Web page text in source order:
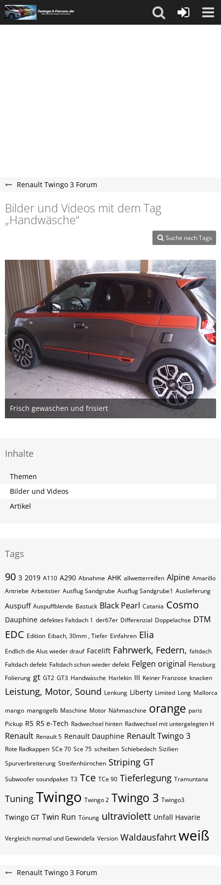
Renault Twingo 3 Forum
Bilder und Videos mit dem Tag
„Handwäsche“
Suche nach Tags
Frisch gewaschen und frisiert
11. April 2017
Inhalte
Themen
Bilder und Videos
Artikel
Tags
90 3 2019 A110 A290 Abnahme AHK allwetterreifen Alpine Amarillo
Antriebe Arbeitstier Ausflug Sandgrube Ausflug Sandgrube1 Auslieferung
Auspuff Auspuffblende Bastuck Black Pearl Catania Cosmo
Dauphine defektes Faltdach 1 der67er Differenzial Doppelachse DTM
EDC Edition Eibach, 30mm , Tiefer Einfahren Elia
Endlich die Alus wieder drauf Facelift Fahrwerk, Federn, faltdach
Faltdach defekt Faltdach schon wieder defekt Felgen original Flensburg
Folierung gt GT2 GT3 Handwäsche Harlekin III Keiner Franzose knacken
Leistung, Motor, Sound Lenkung Liberty Limited Long Mallorca
mango mangogelb Maschine Motor Nähmaschine orange paris
Pickup R5 R5 e-Tech Radwechsel hinten Radwechsel mit untergelegten H
Renault Renault 5 Renault Dauphine Renault Twingo 3
Rote Radkappen SCe 70 Sce 75 scheiben Schiebedach Sizilien
Spurverbreiterung Streifenhörnchen Striping GT
Subwoofer soundpaket T3 Tce TCe 90 Tieferlegung Tramuntana
Tuning Twingo Twingo 2 Twingo 3 Twingo3
Twingo GT Twin Run Tönung ultraviolett Unfall Havarie
Vergleich normal und Gewindefa Version Waldausfahrt weiß
Renault Twingo 3 Forum